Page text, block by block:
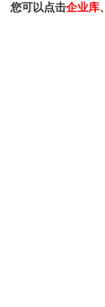
您可以点击企业库、